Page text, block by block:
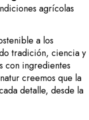
agrícolas
a los
tradición, ciencia y
con ingredientes
creemos que la
detalle, desde la